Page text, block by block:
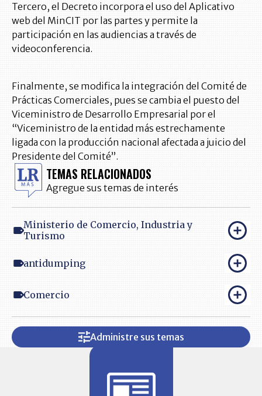
Tercero, el Decreto incorpora el uso del Aplicativo
web del MinCIT por las partes y permite la
participación en las audiencias a través de
videoconferencia.
Finalmente, se modifica la integración del Comité de
Prácticas Comerciales, pues se cambia el puesto del
Viceministro de Desarrollo Empresarial por el
“Viceministro de la entidad más estrechamente
ligada con la producción nacional afectada a juicio del
Presidente del Comité”.
TEMAS RELACIONADOS
Agregue sus temas de interés
Ministerio de Comercio, Industria y
Turismo
antidumping
Comercio
Administre sus temas